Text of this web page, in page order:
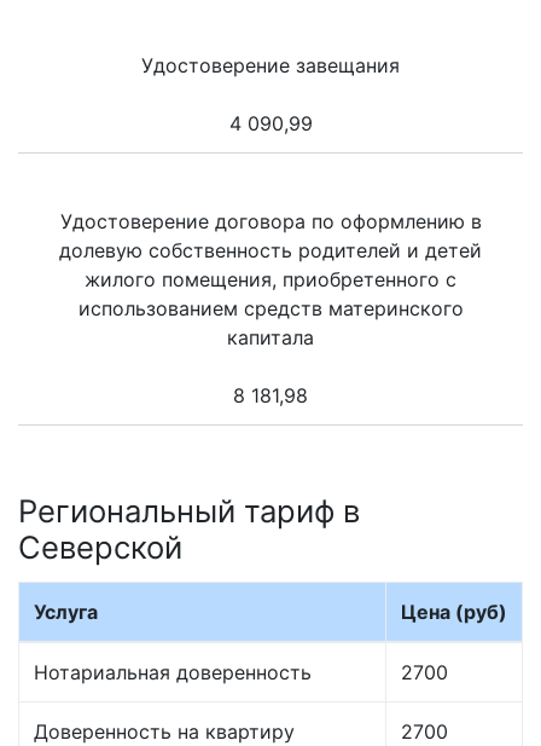
Удостоверение завещания
4 090,99
Удостоверение договора по оформлению в
долевую собственность родителей и детей
жилого помещения, приобретенного с
использованием средств материнского
капитала
8 181,98
Региональный тариф в
Северской
Услуга Цена (руб)
Нотариальная доверенность 2700
Доверенность на квартиру 2700